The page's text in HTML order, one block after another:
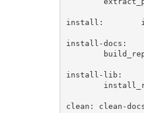
install:
install-docs:
install-lib:
clean: clean-